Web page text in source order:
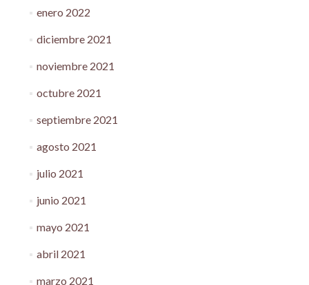
enero 2022
diciembre 2021
noviembre 2021
octubre 2021
septiembre 2021
agosto 2021
julio 2021
junio 2021
mayo 2021
abril 2021
marzo 2021